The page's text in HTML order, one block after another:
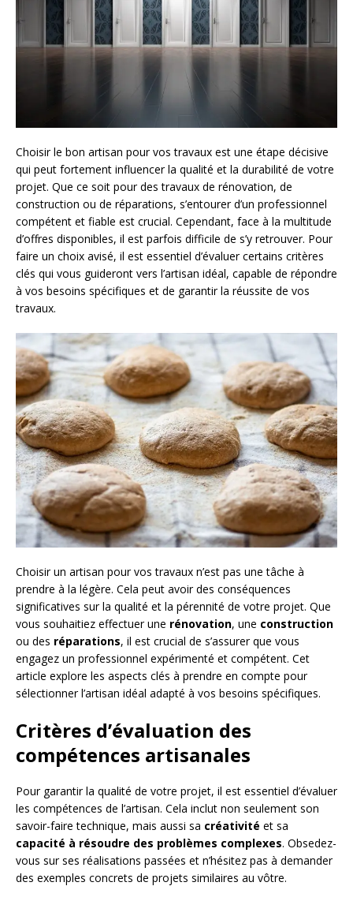
Choisir le bon artisan pour vos travaux est une étape décisive
qui peut fortement influencer la qualité et la durabilité de votre
projet. Que ce soit pour des travaux de rénovation, de
construction ou de réparations, s’entourer d’un professionnel
compétent et fiable est crucial. Cependant, face à la multitude
d’offres disponibles, il est parfois difficile de s’y retrouver. Pour
faire un choix avisé, il est essentiel d’évaluer certains critères
clés qui vous guideront vers l’artisan idéal, capable de répondre
à vos besoins spécifiques et de garantir la réussite de vos
travaux.
Choisir un artisan pour vos travaux n’est pas une tâche à
prendre à la légère. Cela peut avoir des conséquences
significatives sur la qualité et la pérennité de votre projet. Que
vous souhaitiez effectuer une rénovation, une construction
ou des réparations, il est crucial de s’assurer que vous
engagez un professionnel expérimenté et compétent. Cet
article explore les aspects clés à prendre en compte pour
sélectionner l’artisan idéal adapté à vos besoins spécifiques.
Critères d’évaluation des
compétences artisanales
Pour garantir la qualité de votre projet, il est essentiel d’évaluer
les compétences de l’artisan. Cela inclut non seulement son
savoir-faire technique, mais aussi sa créativité et sa
capacité à résoudre des problèmes complexes. Obsedez-
vous sur ses réalisations passées et n’hésitez pas à demander
des exemples concrets de projets similaires au vôtre.